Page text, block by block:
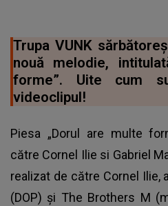
Trupa VUNK
nouă melodie,
forme”. Uite cum
videoclipul!
Piesa „Dorul are multe
către Cornel Ilie si Gabriel
realizat de către Cornel Ilie,
(DOP) şi The Brothers M